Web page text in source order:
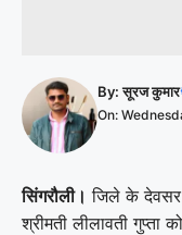
By:सूरज कुमार
On:
सिंगरौली। जिले के देवसर
श्रीमती लीलावती गुप्ता